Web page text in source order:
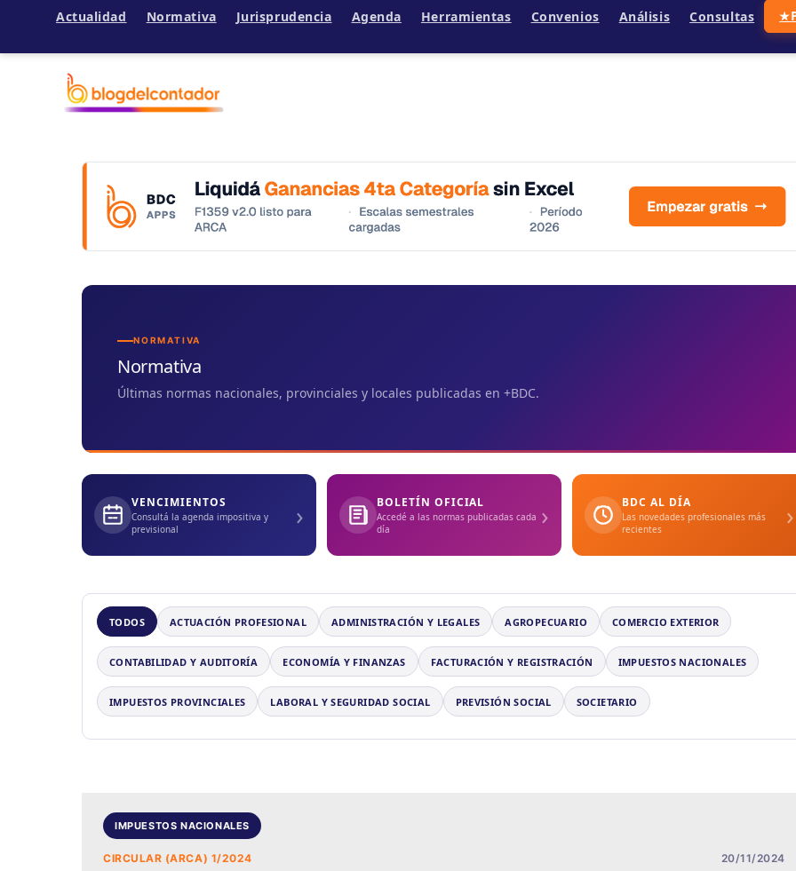
Actualidad Normativa Jurisprudencia Agenda Herramientas Convenios Análisis Consultas ★
NORMATIVA
Normativa
Últimas normas nacionales, provinciales y locales publicadas en +BDC.
VENCIMIENTOS
Consultá la agenda impositiva y
previsional
› BOLETÍN OFICIAL
Accedé a las normas publicadas cada
día
› BDC AL DÍA
Las novedades profesionales más
recientes
›
TODOS ACTUACIÓN PROFESIONAL ADMINISTRACIÓN Y LEGALES AGROPECUARIO COMERCIO EXTERIOR
CONTABILIDAD Y AUDITORÍA ECONOMÍA Y FINANZAS FACTURACIÓN Y REGISTRACIÓN IMPUESTOS NACIONALES
IMPUESTOS PROVINCIALES LABORAL Y SEGURIDAD SOCIAL PREVISIÓN SOCIAL SOCIETARIO
IMPUESTOS NACIONALES
CIRCULAR (ARCA) 1/2024 20/11/2024